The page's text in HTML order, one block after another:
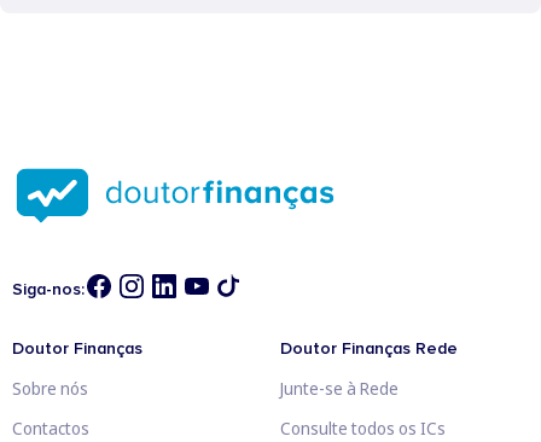
Siga-nos:
Doutor Finanças
Sobre nós
Contactos
Doutor Finanças Rede
Junte-se à Rede
Consulte todos os ICs